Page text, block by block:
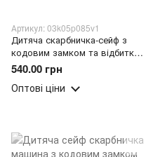
Артикул: 03k05p085v1
Дитяча скарбничка-сейф з
кодовим замком та відбитком
пальця "Чарівний Будиночок"
Синя (237)
540.00 грн
Оптові ціни